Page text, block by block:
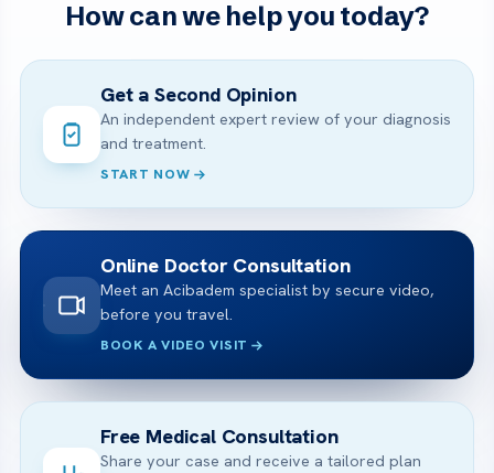
How can we help you today?
Get a Second Opinion
An independent expert review of your diagnosis
and treatment.
START NOW
Online Doctor Consultation
Meet an Acibadem specialist by secure video,
before you travel.
BOOK A VIDEO VISIT
Free Medical Consultation
Share your case and receive a tailored plan